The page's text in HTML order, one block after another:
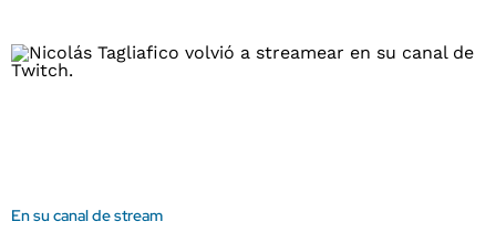
En su canal de stream